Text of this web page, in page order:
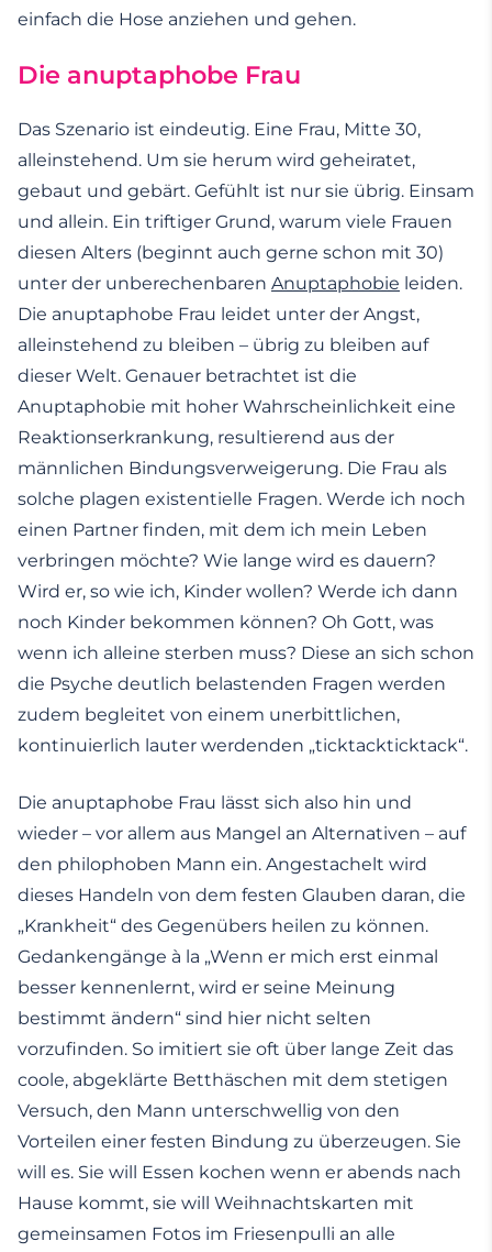
einfach die Hose anziehen und gehen.
Die anuptaphobe Frau
Das Szenario ist eindeutig. Eine Frau, Mitte 30,
alleinstehend. Um sie herum wird geheiratet,
gebaut und gebärt. Gefühlt ist nur sie übrig. Einsam
und allein. Ein triftiger Grund, warum viele Frauen
diesen Alters (beginnt auch gerne schon mit 30)
unter der unberechenbaren Anuptaphobie leiden.
Die anuptaphobe Frau leidet unter der Angst,
alleinstehend zu bleiben – übrig zu bleiben auf
dieser Welt. Genauer betrachtet ist die
Anuptaphobie mit hoher Wahrscheinlichkeit eine
Reaktionserkrankung, resultierend aus der
männlichen Bindungsverweigerung. Die Frau als
solche plagen existentielle Fragen. Werde ich noch
einen Partner finden, mit dem ich mein Leben
verbringen möchte? Wie lange wird es dauern?
Wird er, so wie ich, Kinder wollen? Werde ich dann
noch Kinder bekommen können? Oh Gott, was
wenn ich alleine sterben muss? Diese an sich schon
die Psyche deutlich belastenden Fragen werden
zudem begleitet von einem unerbittlichen,
kontinuierlich lauter werdenden „ticktackticktack“.
Die anuptaphobe Frau lässt sich also hin und
wieder – vor allem aus Mangel an Alternativen – auf
den philophoben Mann ein. Angestachelt wird
dieses Handeln von dem festen Glauben daran, die
„Krankheit“ des Gegenübers heilen zu können.
Gedankengänge à la „Wenn er mich erst einmal
besser kennenlernt, wird er seine Meinung
bestimmt ändern“ sind hier nicht selten
vorzufinden. So imitiert sie oft über lange Zeit das
coole, abgeklärte Betthäschen mit dem stetigen
Versuch, den Mann unterschwellig von den
Vorteilen einer festen Bindung zu überzeugen. Sie
will es. Sie will Essen kochen wenn er abends nach
Hause kommt, sie will Weihnachtskarten mit
gemeinsamen Fotos im Friesenpulli an alle